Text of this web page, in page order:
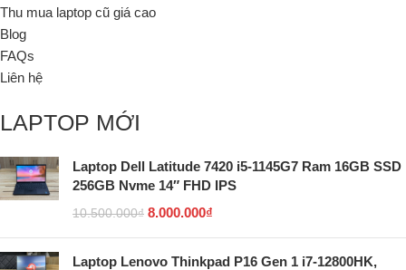
Thu mua laptop cũ giá cao
Blog
FAQs
Liên hệ
LAPTOP MỚI
Laptop Dell Latitude 7420 i5-1145G7 Ram 16GB SSD
256GB Nvme 14″ FHD IPS
10.500.000₫ 8.000.000₫
Laptop Lenovo Thinkpad P16 Gen 1 i7-12800HK,